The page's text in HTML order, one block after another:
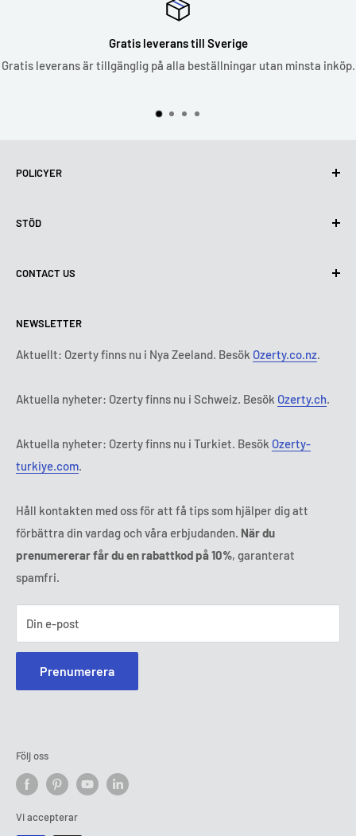
Gratis leverans till Sverige
Gratis leverans är tillgänglig på alla beställningar utan minsta inköp.
POLICYER
Användning av cookies (GDPR)
Leveransvillkor
Betalningsvillkor
Abonnemangets villkor och bestämmelser
STÖD
Kontakta oss
Rättsligt meddelande
FAQ
Ozerty håller dig säker
CONTACT US
Tisdag:9:00 - 18:00
Onsdag:
9:00 - 18:00
Fredag:
9:00 - 18:00
Tl: 010 884 87 30
E-post:
NEWSLETTER
Aktuellt: Ozerty finns nu i Nya Zeeland. Besök Ozerty.co.nz.
Aktuella nyheter: Ozerty finns nu i Schweiz. Besök Ozerty.ch.
Aktuella nyheter: Ozerty finns nu i Turkiet. Besök Ozerty-
turkiye.com.
Håll kontakten med oss för att få tips som hjälper dig att
förbättra din vardag och våra erbjudanden. När du
prenumererar får du en rabattkod på 10%, garanterat
spamfri.
Din e-post
Prenumerera
Följ oss
Vi accepterar